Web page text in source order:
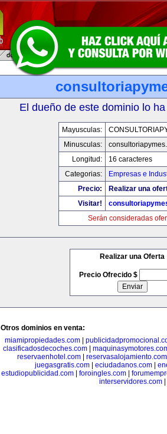
El dueño de este dominio lo
Mayusculas:
Minusculas:
Longitud:
16 caracteres
Categorias:
Empresas e
Precio:
Realizar una
Visitar!
Serán consideradas
Realizar una Oferta
Precio Ofrecido $
Otros dominios en venta:
miamipropiedades.com
clasificadosdecoches.com
reservaenhotel.com| reservasalojamiento.com
juegasgratis.com
eciudadanos.com
estudiopublicidad.com| foroingles.com|
interservidores.com|